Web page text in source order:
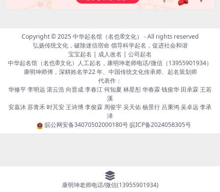
Copyright © 2025中华起名馆（名也®文化） - All rights reserved
弘扬传统文化，破除迷信宿命 倡导科学起名，促进社会和谐
宝宝起名 | 成人改名 | 公司起名
中华起名馆（名也®文化）人工起名，康明坤老师电话/微信（13955901934）
康明坤师傅，深耕姓名学22 年、中国传统文化传承师、起名策划师
代表作：
华修平 李明远 湛云浩 向晋成 李春江 何知夏 林星彤 华春霖 钱俊华 田承霖 王若
溪
安嘉沐 苏青禾 时芃安 王诗博 李俊霖 周俊宇 吴天佑 杨景行 吕秉鸿 吴卓远 李承
泽
皖公网安备34070502000180号皖ICP备2024058305号
康明坤老师电话/微信(13955901934)